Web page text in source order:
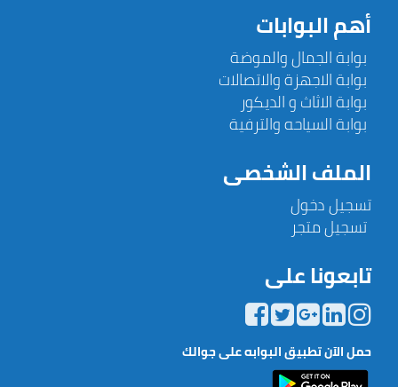
أهم البوابات
بوابة الجمال والموضة
بوابة الاجهزة والاتصالات
بوابة الاثاث و الديكور
بوابة السياحه والترفية
الملف الشخصى
تسجيل دخول
تسجيل متجر
تابعونا على
حمل الآن تطبيق البوابه على جوالك